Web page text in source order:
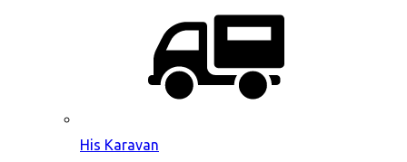
His Karavan